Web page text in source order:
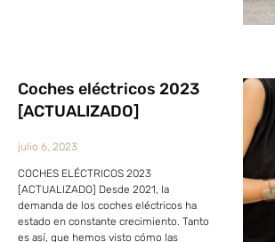
Coches eléctricos 2023
[ACTUALIZADO]
julio 6, 2023
COCHES ELÉCTRICOS 2023
[ACTUALIZADO] Desde 2021, la
demanda de los coches eléctricos ha
estado en constante crecimiento. Tanto
es así, que hemos visto cómo las